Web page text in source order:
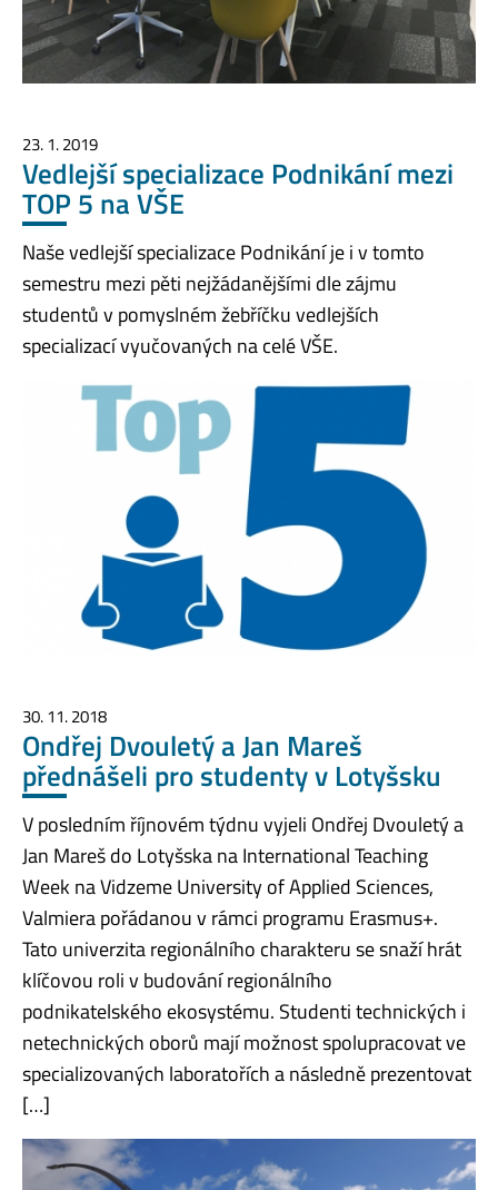
23. 1. 2019
Vedlejší specializace Podnikání mezi
TOP 5 na VŠE
Naše vedlejší specializace Podnikání je i v tomto
semestru mezi pěti nejžádanějšími dle zájmu
studentů v pomyslném žebříčku vedlejších
specializací vyučovaných na celé VŠE.
30. 11. 2018
Ondřej Dvouletý a Jan Mareš
přednášeli pro studenty v Lotyšsku
V posledním říjnovém týdnu vyjeli Ondřej Dvouletý a
Jan Mareš do Lotyšska na International Teaching
Week na Vidzeme University of Applied Sciences,
Valmiera pořádanou v rámci programu Erasmus+.
Tato univerzita regionálního charakteru se snaží hrát
klíčovou roli v budování regionálního
podnikatelského ekosystému. Studenti technických i
netechnických oborů mají možnost spolupracovat ve
specializovaných laboratořích a následně prezentovat
[…]